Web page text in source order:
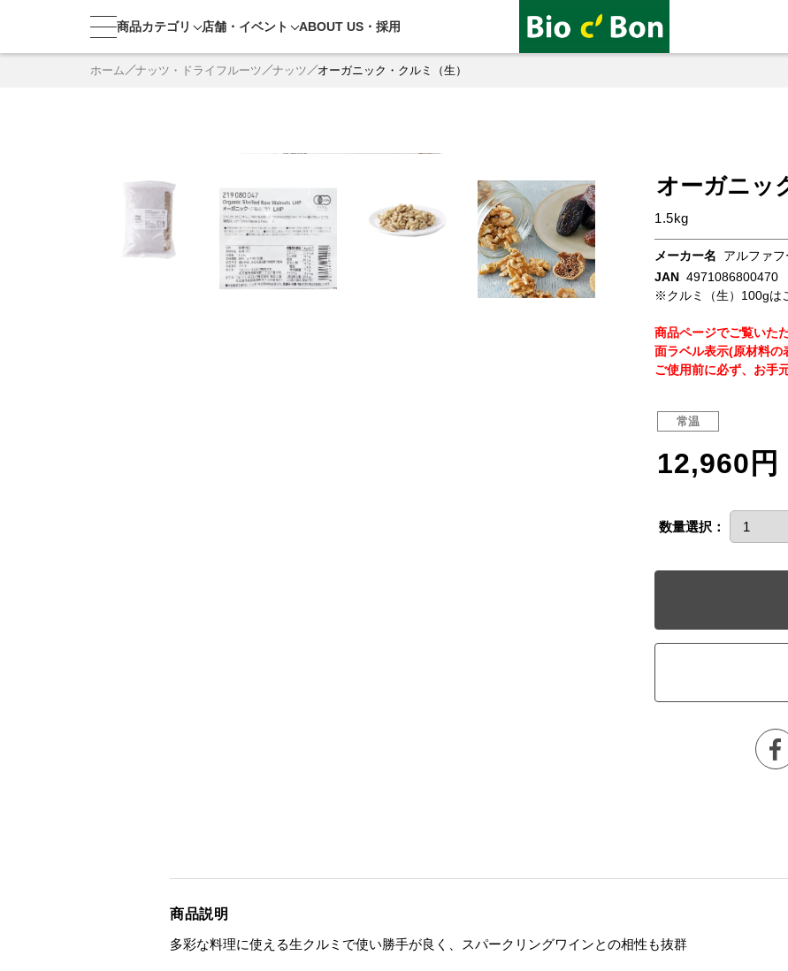
商品カテゴリ 店舗・ イベント ABOUT US・ 採用
ホーム ナッツ・ドライフルーツ ナッツ オーガニック・クルミ（生）
オーガニッ
1.5kg
メーカー名
アルファ
JAN 4971086800470
※クルミ（生）100gは
商品ページでご覧いた
面ラベル表示(原材料の
ご使用前に必ず、お手
常温
12,960円
数量選択：
商品説明
多彩な料理に使える生クルミで使い勝手が良く、スパークリングワインとの相性も抜群